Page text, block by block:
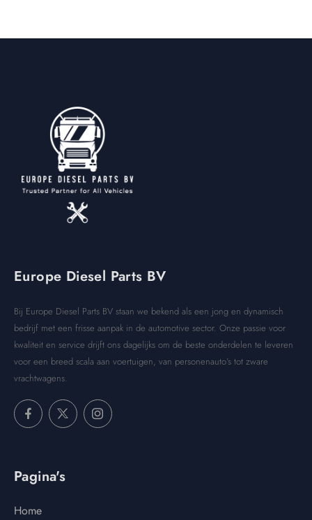
Europe Diesel Parts BV
Bij Europe Diesel Parts BV staan we bekend als een jong en dynamisch
bedrijf met een frisse aanpak in de automotive sector. Onze passie voor
kwaliteit en service drijft ons dagelijks om de beste onderdelen te leveren
voor een breed scala aan voertuigen, van personenauto’s tot zware
vrachtwagens.
Pagina's
Home